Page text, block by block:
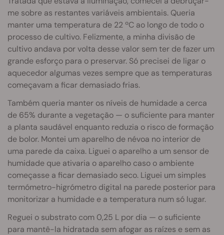
me sobre as restantes variáveis ambientais. Queria
manter uma temperatura de 22 ºC ao longo de todo o
processo de cultivo. Felizmente, a minha divisão de
cultivo andava por volta desse valor sem ter de fazer um
grande esforço para o preservar. Só precisei de ligar o
aquecedor algumas vezes sempre que as temperaturas
começavam a ficar demasiado frias.
Também queria manter os níveis de humidade a cerca
de 65% durante a vegetação — o suficiente para manter
a planta saudável enquanto reduzia o risco de formação
de bolor. Montei um aparelho de névoa no interior de
uma parede da caixa. Liguei o aparelho a um sensor de
humidade que ativaria o aparelho caso o ambiente
começasse a ficar demasiado seco. Liguei um simples
termómetro-higrómetro digital na parede posterior para
monitorizar a humidade e a temperatura num só lugar.
Reguei o substrato com 0,25 L por dia — o suficiente
para mantê-la hidratada sem afogar as raízes e sem as